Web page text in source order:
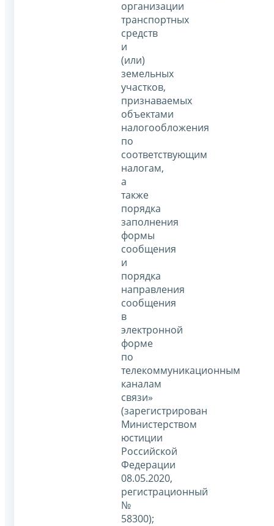
организации
транспортных
средств
и
(или)
земельных
участков,
признаваемых
объектами
налогообложения
по
соответствующим
налогам,
а
также
порядка
заполнения
формы
сообщения
и
порядка
направления
сообщения
в
электронной
форме
по
телекоммуникационным
каналам
связи»
(зарегистрирован
Министерством
юстиции
Российской
Федерации
08.05.2020,
регистрационный
№
58300);